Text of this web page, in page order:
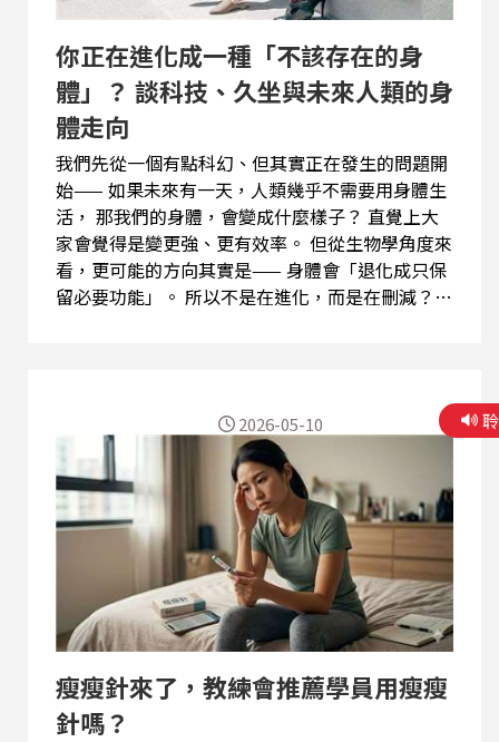
常見錯誤使用模式 常見錯誤有哪些？ 三個： 單一
關...
你正在進化成一種「不該存在的身
體」？ 談科技、久坐與未來人類的身
體走向
我們先從一個有點科幻、但其實正在發生的問題開
始—— 如果未來有一天，人類幾乎不需要用身體生
活， 那我們的身體，會變成什麼樣子？ 直覺上大
家會覺得是變更強、更有效率。 但從生物學角度來
看，更可能的方向其實是—— 身體會「退化成只保
留必要功能」。 所以不是在進化，而是在刪減？
動啊。 我每天走路、通勤、滑手機，也算在用身
體？ 關鍵不在「有沒有動」，而在於—— 你是不是
在用身體「原本被設計的方式」在動。 這個差異在
哪？ 人類的身體，本質上是為了「低強度長時間活
動 + 高變化環境」設計的。 例如走路、搬運、攀
爬、改變姿勢。 但現代生活變成： 長時間固定姿
勢 + 局部高頻率使用（例如手指、眼睛）。 所以
問題是「使用型態錯了」？ 對，而且是兩個問題同
時發生： 一是局部過度使用，二是大範圍長期不
用。 那實際上可以怎麼修正？ 三個最低成本的策
略： 第一，打斷「固定姿勢」（每30–60分鐘改變
姿勢） 第二，...
瘦瘦針來了，教練會推薦學員用瘦瘦
針嗎？
2026-05-10